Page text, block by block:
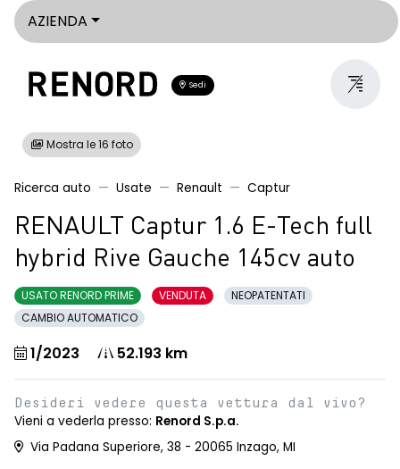
AZIENDA
Sedi
Mostra le 16 foto
Ricerca auto Usate Renault Captur
RENAULT Captur 1.6 E-Tech full
hybrid Rive Gauche 145cv auto
USATO RENORD PRIME VENDUTA
NEOPATENTATI
CAMBIO AUTOMATICO
1/2023 52.193 km
Desideri vedere questa vettura dal vivo?
Vieni a vederla presso: Renord S.p.a.
Via Padana Superiore, 38 - 20065 Inzago, MI